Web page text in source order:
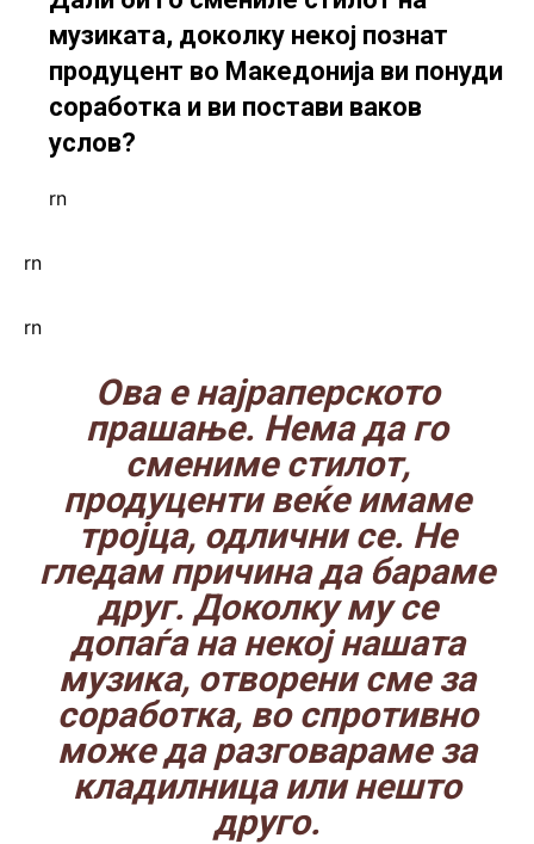
музиката, доколку некој познат
продуцент во Македонија ви понуди
соработка и ви постави ваков
услов?
rn
rn
rn
Ова е најраперското
прашање. Нема да го
смениме стилот,
продуценти веќе имаме
тројца, одлични се. Не
гледам причина да бараме
друг. Доколку му се
допаѓа на некој нашата
музика, отворени сме за
соработка, во спротивно
може да разговараме за
кладилница или нешто
друго.